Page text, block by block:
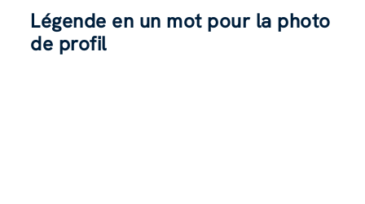
Légende en un mot pour la photo
de profil